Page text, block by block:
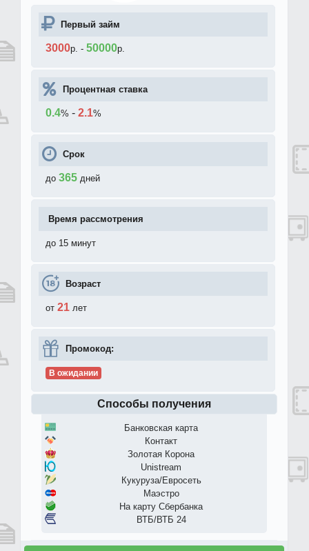
Первый займ
3000р. - 50000р.
Процентная ставка
0.4% - 2.1%
Срок
до 365 дней
Время рассмотрения
до 15 минут
Возраст
от 21 лет
Промокод:
В ожидании
Способы получения
Банковская карта
Контакт
Золотая Корона
Unistream
Кукуруза/Евросеть
Маэстро
На карту Сбербанка
ВТБ/ВТБ 24